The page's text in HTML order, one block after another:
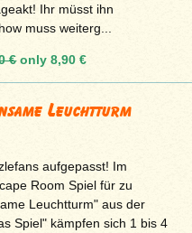
Ihr müsst ihn
muss weiterg...
€only8,90 €
Leuchtturm
aufgepasst! Im
Room Spiel für zu
Leuchtturm" aus der
Spiel" kämpfen sich 1 bis 4